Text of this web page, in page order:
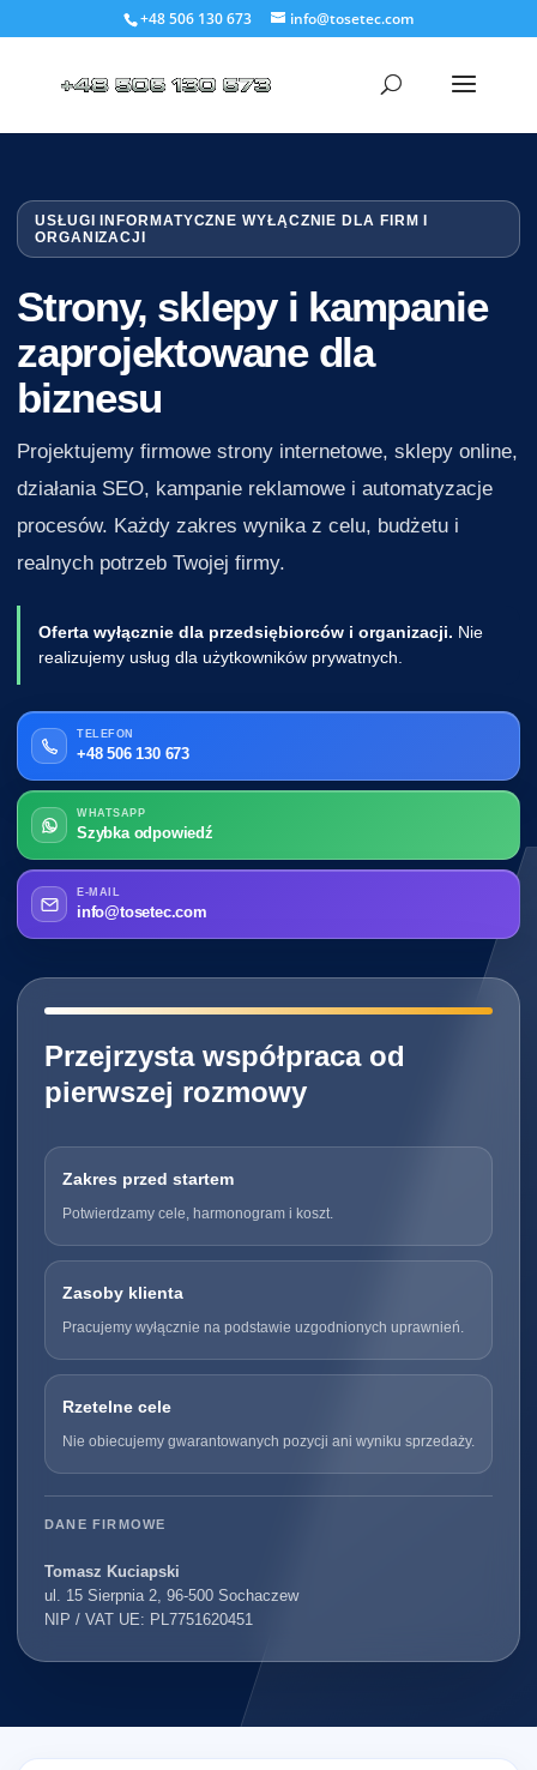
+48 506 130 673 info@tosetec.com
USŁUGI INFORMATYCZNE WYŁĄCZNIE DLA FIRM I
ORGANIZACJI
Strony, sklepy i kampanie
zaprojektowane dla
biznesu
Projektujemy firmowe strony internetowe, sklepy online,
działania SEO, kampanie reklamowe i automatyzacje
procesów. Każdy zakres wynika z celu, budżetu i
realnych potrzeb Twojej firmy.
Oferta wyłącznie dla przedsiębiorców i organizacji. Nie
realizujemy usług dla użytkowników prywatnych.
TELEFON
+48 506 130 673
WHATSAPP
Szybka odpowiedź
E-MAIL
info@tosetec.com
━━━━━━━━━━━━━━━━━━━━━━━━━━━━
Przejrzysta współpraca od
pierwszej rozmowy
Zakres przed startem
Potwierdzamy cele, harmonogram i koszt.
Zasoby klienta
Pracujemy wyłącznie na podstawie uzgodnionych uprawnień.
Rzetelne cele
Nie obiecujemy gwarantowanych pozycji ani wyniku sprzedaży.
DANE FIRMOWE
Tomasz Kuciapski
ul. 15 Sierpnia 2, 96-500 Sochaczew
NIP / VAT UE: PL7751620451